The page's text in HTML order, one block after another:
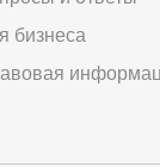
бизнеса